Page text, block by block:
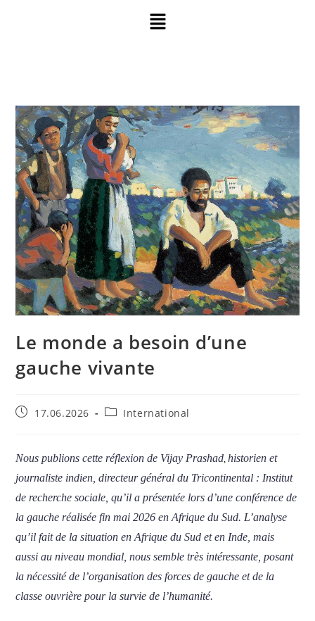
Le monde a besoin d’une
gauche vivante
17.06.2026 International
Nous publions cette réflexion de Vijay Prashad ,historien et
journaliste indien, directeur général du Tricontinental : Institut
de recherche sociale, qu’il a présentée lors d’une conférence de
la gauche réalisée fin mai 2026 en Afrique du Sud. L’analyse
qu’il fait de la situation en Afrique du Sud et en Inde, mais
aussi au niveau mondial, nous semble très intéressante, posant
la nécessité de l’organisation des forces de gauche et de la
classe ouvrière pour la survie de l’humanité.